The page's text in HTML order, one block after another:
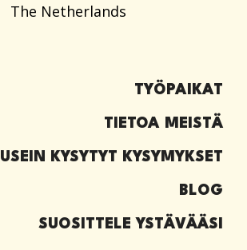
The Netherlands
TYÖPAIKAT
TIETOA MEISTÄ
USEIN KYSYTYT KYSYMYKSET
BLOG
SUOSITTELE YSTÄVÄÄSI